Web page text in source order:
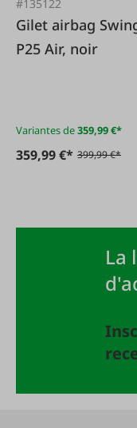
#135122
Gilet airbag
P25 Air, noir
Variantes de359,99 €*
359,99 €* 399,99 €*
La